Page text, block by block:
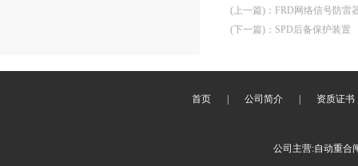
(上一篇) ： FRD网络信号防雷
(下一篇) ： SPD后备保护装置
首页 公司简介 资质证书
公司主营:自动重合